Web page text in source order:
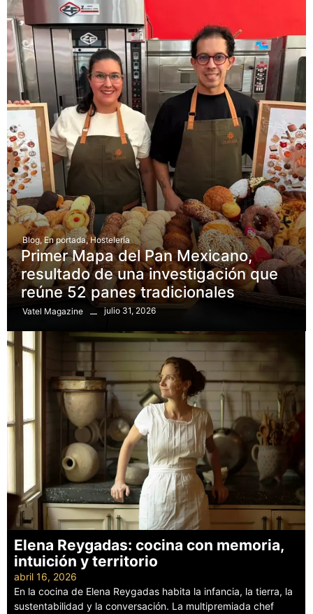
Blog, En portada, Hostelería
Primer Mapa del Pan Mexicano,
resultado de una investigación que
reúne 52 panes tradicionales
Vatel Magazine julio 31, 2026
Elena Reygadas: cocina con memoria,
intuición y territorio
abril 16, 2026
En la cocina de Elena Reygadas habita la infancia, la tierra, la
sustentabilidad y la conversación. La multipremiada chef